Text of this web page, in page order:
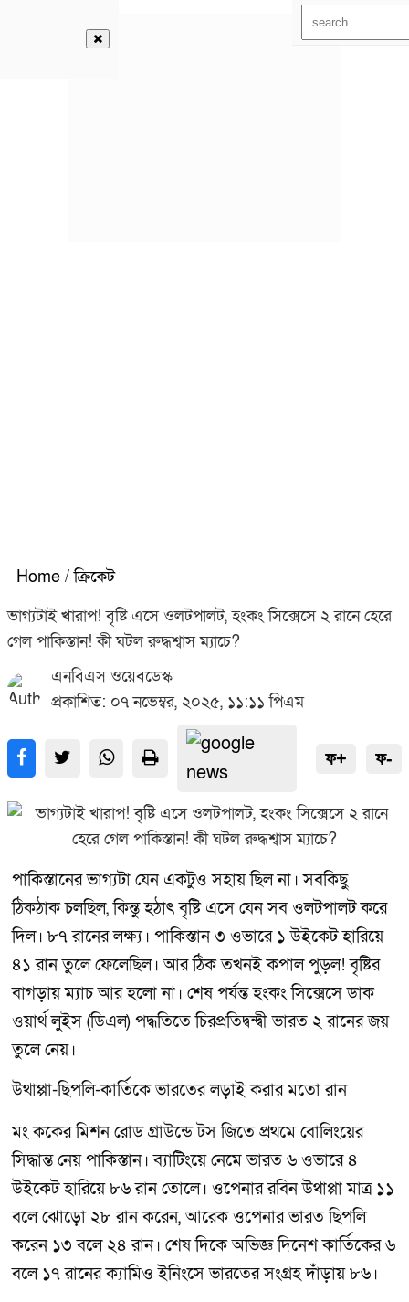
Home / ক্রিকেট
ভাগ্যটাই খারাপ! বৃষ্টি এসে ওলটপালট, হংকং সিক্সেসে ২ রানে হেরে
গেল পাকিস্তান! কী ঘটল রুদ্ধশ্বাস ম্যাচে?
এনবিএস ওয়েবডেস্ক
প্রকাশিত: ০৭ নভেম্বর, ২০২৫, ১১:১১ পিএম
ফ+ ফ-
পাকিস্তানের ভাগ্যটা যেন একটুও সহায় ছিল না। সবকিছু
ঠিকঠাক চলছিল, কিন্তু হঠাৎ বৃষ্টি এসে যেন সব ওলটপালট করে
দিল। ৮৭ রানের লক্ষ্য। পাকিস্তান ৩ ওভারে ১ উইকেট হারিয়ে
৪১ রান তুলে ফেলেছিল। আর ঠিক তখনই কপাল পুড়ল! বৃষ্টির
বাগড়ায় ম্যাচ আর হলো না। শেষ পর্যন্ত হংকং সিক্সেসে ডাক
ওয়ার্থ লুইস (ডিএল) পদ্ধতিতে চিরপ্রতিদ্বন্দ্বী ভারত ২ রানের জয়
তুলে নেয়।
উথাপ্পা-ছিপলি-কার্তিকে ভারতের লড়াই করার মতো রান
মং ককের মিশন রোড গ্রাউন্ডে টস জিতে প্রথমে বোলিংয়ের
সিদ্ধান্ত নেয় পাকিস্তান। ব্যাটিংয়ে নেমে ভারত ৬ ওভারে ৪
উইকেট হারিয়ে ৮৬ রান তোলে। ওপেনার রবিন উথাপ্পা মাত্র ১১
বলে ঝোড়ো ২৮ রান করেন, আরেক ওপেনার ভারত ছিপলি
করেন ১৩ বলে ২৪ রান। শেষ দিকে অভিজ্ঞ দিনেশ কার্তিকের ৬
বলে ১৭ রানের ক্যামিও ইনিংসে ভারতের সংগ্রহ দাঁড়ায় ৮৬।